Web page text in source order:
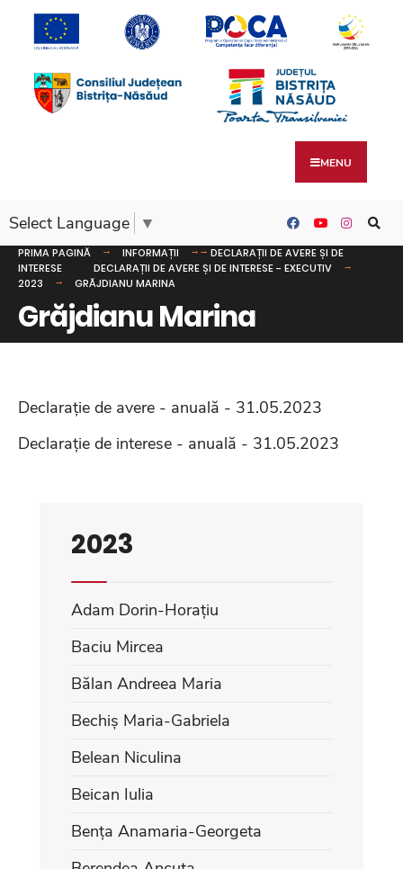
MENU
Select Language ▼
PRIMA PAGINĂ INFORMAȚII
DECLARAȚII DE AVERE ȘI DE
INTERESE
DECLARAȚII DE AVERE ȘI DE INTERESE - EXECUTIV
2023
GRĂJDIANU MARINA
Grăjdianu Marina
Declarație de avere - anuală - 31.05.2023
Declarație de interese - anuală - 31.05.2023
2023
Adam Dorin-Horațiu
Baciu Mircea
Bălan Andreea Maria
Bechiș Maria-Gabriela
Belean Niculina
Beican Iulia
Bența Anamaria-Georgeta